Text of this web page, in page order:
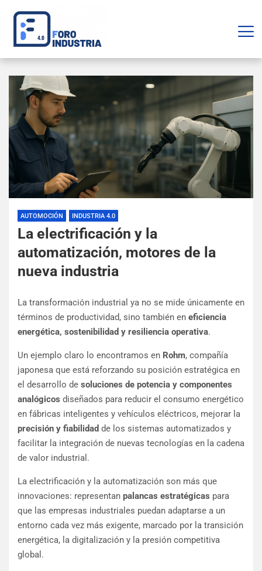
AUTOMOCIÓN INDUSTRIA 4.0
La electrificación y la
automatización, motores de la
nueva industria
La transformación industrial ya no se mide únicamente en
términos de productividad, sino también en eficiencia
energética, sostenibilidad y resiliencia operativa.
Un ejemplo claro lo encontramos en Rohm, compañía
japonesa que está reforzando su posición estratégica en
el desarrollo de soluciones de potencia y componentes
analógicos diseñados para reducir el consumo energético
en fábricas inteligentes y vehículos eléctricos, mejorar la
precisión y fiabilidad de los sistemas automatizados y
facilitar la integración de nuevas tecnologías en la cadena
de valor industrial.
La electrificación y la automatización son más que
innovaciones: representan palancas estratégicas para
que las empresas industriales puedan adaptarse a un
entorno cada vez más exigente, marcado por la transición
energética, la digitalización y la presión competitiva
global.